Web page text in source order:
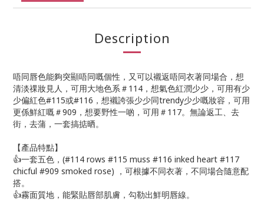
Description
唔同唇色能夠突顯唔同嘅個性，又可以襯返唔同衣著同場合，想
清淡祼妝見人，可用大地色系＃114，想氣色紅潤少少，可用有少
少偏紅色#115或#116，想襯誇張少少同trendy少少嘅妝容，可用
更係鮮紅嘅＃909，想要野性一啲，可用＃117。無論返工、去
街，去蒲，一套搞掂晒。
【產品特點】
👍一套五色，(#114 rows #115 muss #116 inked heart #117
chicful #909 smoked rose) ，可根據不同衣著，不同場合隨意配
搭。
👍霧面質地，能緊貼唇部肌膚，勾勒出鮮明唇線。